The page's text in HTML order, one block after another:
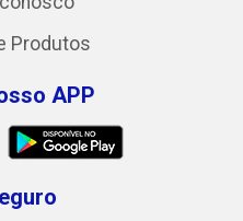
Produtos
APP